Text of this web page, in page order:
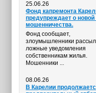
25.06.26
Фонд капремонта
предупреждает о
мошенничества.
Фонд сообщает,
злоумышленники
ложные уведомления
собственникам жилья.
Мошенники ...
08.06.26
В Карелии